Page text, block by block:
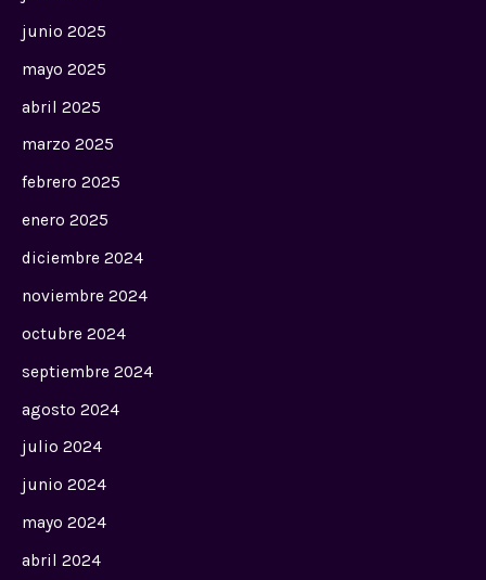
junio 2025
mayo 2025
abril 2025
marzo 2025
febrero 2025
enero 2025
diciembre 2024
noviembre 2024
octubre 2024
septiembre 2024
agosto 2024
julio 2024
junio 2024
mayo 2024
abril 2024